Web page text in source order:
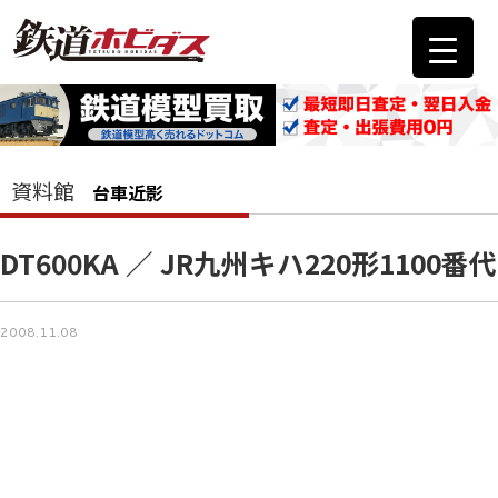
資料館 台車近影
DT600KA ／ JR九州キハ220形1100番代
2008.11.08